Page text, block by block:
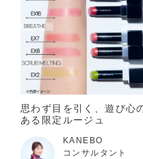
思わず目を引く、遊び心
ある限定ルージュ
KANEBO
コンサルタント